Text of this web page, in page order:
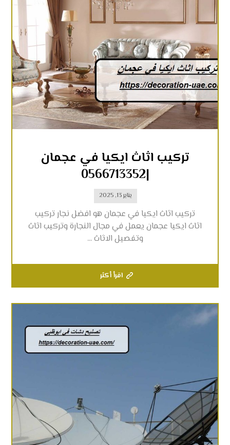
تركيب اثاث ايكيا في عجمان
|0566713352
يناير 13, 2025
تركيب اثاث ايكيا في عجمان هو افضل نجار تركيب
اثاث ايكيا عجمان يعمل في مجال النجارة وتركيب اثاث
وتفصيل الاثاث ...
اقرأ أكثر